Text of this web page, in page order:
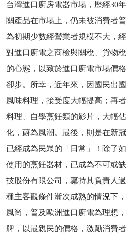
台灣進口廚房電器市場，歷經30
關產品在市場上，仍未被消費者
為初期少數經營業者規模不大，
對進口廚電之商檢與關稅、貨物
的心態，以致於進口廚電市場價
卻步。所幸，近年來，因國民出
風味料理，接受度大幅提高；再
料理、自學烹飪類的影片，大幅
化，蔚為風潮。最後，則是在新
已經成為民眾的「日常」！除了
使用的烹飪器材，已成為不可或
技股份有限公司，稟持其負責人
種主客觀條件漸次成熟的情況下
風尚，普及歐洲進口廚電為理想
牌，以最親民的價格，激勵消費